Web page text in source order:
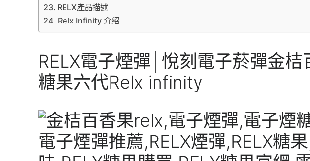
RELX產品描述
Relx Infinity 介绍
RELX電子煙彈│悅刻電子菸彈金
糖果六代Relx infinity